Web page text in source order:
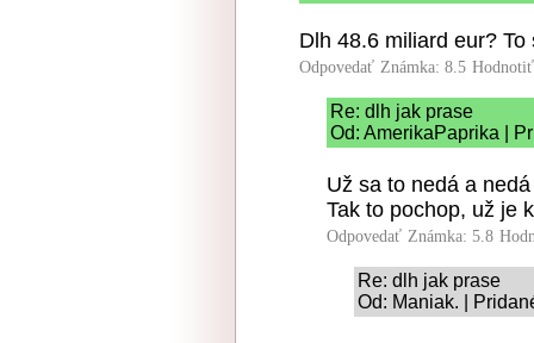
Dlh 48.6 miliard eur? To
Odpovedať Známka: 8.5
Re: dlh jak prase
Od: AmerikaPaprika |
Už sa to nedá a nedá
Tak to pochop, už je
Odpovedať Známka: 5.8
Re: dlh jak prase
Od: Maniak. |